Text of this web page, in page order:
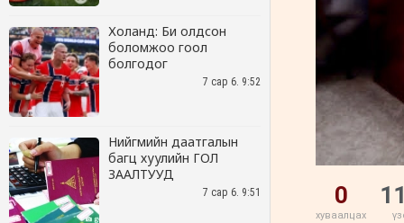
Холанд: Би олдсон
боломжоо гоол
болгодог
7 сар 6. 9:52
Нийгмийн даатгалын
багц хуулийн ГОЛ
ЗААЛТУУД
7 сар 6. 9:51